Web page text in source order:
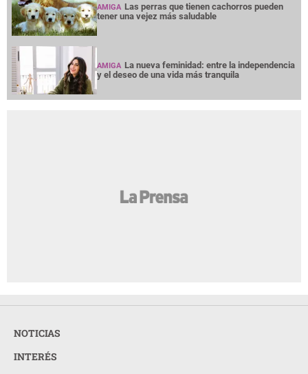
AMIGA Las perras que tienen cachorros pueden
tener una vejez más saludable
AMIGA La nueva feminidad: entre la independencia
y el deseo de una vida más tranquila
NOTICIAS
INTERÉS